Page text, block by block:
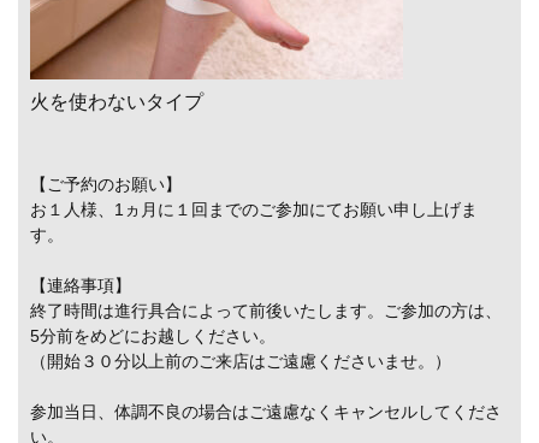
火を使わないタイプ
【ご予約のお願い】
お１人様、1ヵ月に１回までのご参加にてお願い申し上げま
す。
【連絡事項】
終了時間は進行具合によって前後いたします。ご参加の方は、
5分前をめどにお越しください。
（開始３０分以上前のご来店はご遠慮くださいませ。）
参加当日、体調不良の場合はご遠慮なくキャンセルしてくださ
い。